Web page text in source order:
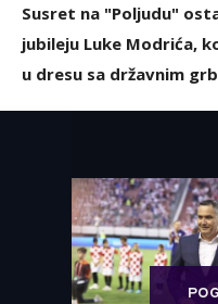
Susret na "Poljudu"
jubileju Luke Modrića,
u dresu sa državnim